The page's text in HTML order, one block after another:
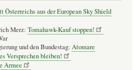
Österreichs aus der European Sky Shield
Merz: Tomahawk-Kauf stoppen!
und den Bundestag: Atomare
Versprechen bleiben!
Armee